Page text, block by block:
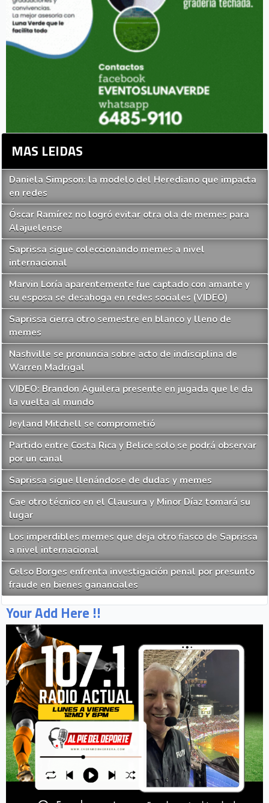
MAS LEIDAS
Daniela Simpson: la modelo del Herediano que impacta
en redes
Óscar Ramírez no logró evitar otra ola de memes para
Alajuelense
Saprissa sigue coleccionando memes a nivel
internacional
Marvin Loría aparentemente fue captado con amante y
su esposa se desahoga en redes sociales (VIDEO)
Saprissa cierra otro semestre en blanco y lleno de
memes
Nashville se pronuncia sobre acto de indisciplina de
Warren Madrigal
VIDEO: Brandon Aguilera presente en jugada que le da
la vuelta al mundo
Jeyland Mitchell se comprometió
Partido entre Costa Rica y Belice solo se podrá observar
por un canal
Saprissa sigue llenándose de dudas y memes
Cae otro técnico en el Clausura y Minor Díaz tomará su
lugar
Los imperdibles memes que deja otro fiasco de Saprissa
a nivel internacional
Celso Borges enfrenta investigación penal por presunto
fraude en bienes gananciales
Your Add Here !!